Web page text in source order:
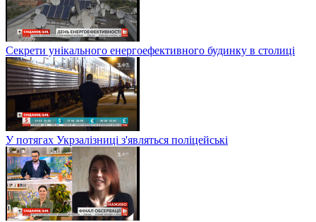
Секрети унікального енергоефективного будинку в столиці
У потягах Укрзалізниці з'являться поліцейські